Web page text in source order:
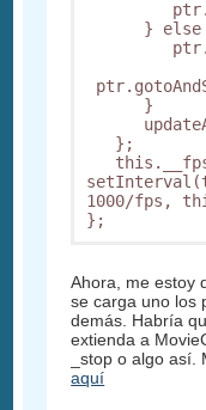
} else
}
};
1000/fps,
};
Ahora, me estoy
se carga uno los
demás. Habría
extienda a
_stop o algo
aquí